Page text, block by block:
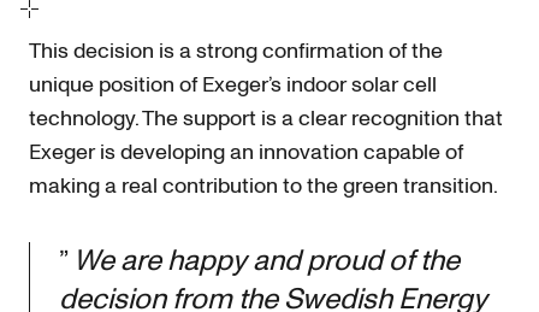
This decision is a strong confirmation of the
unique position of Exeger’s indoor solar cell
technology. The support is a clear recognition that
Exeger is developing an innovation capable of
making a real contribution to the green transition.
” We are happy and proud of the
decision from the Swedish Energy